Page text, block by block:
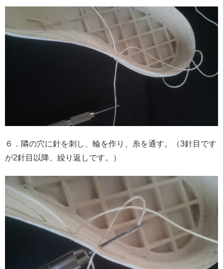
６．隣の穴に針を刺し、輪を作り、糸を通す。（3針目です
が2針目以降、繰り返しです。）